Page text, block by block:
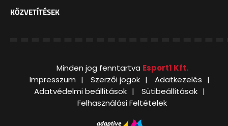
KÖZVETÍTÉSEK
Minden jog fenntartva Esport1 Kft.
Impresszum
Szerzői jogok
Adatkezelés
Adatvédelmi beállítások
Sütibeállítások
Felhasználási Feltételek